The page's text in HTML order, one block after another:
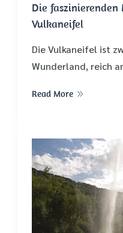
Die
Vulkaneifel
Die Vulkaneifel ist
Wunderland, reich
Read More